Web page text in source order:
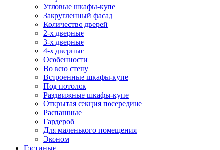
Угловые шкафы-купе
Закругленный фасад
Количество дверей
2-х дверные
3-х дверные
4-х дверные
Особенности
Во всю стену
Встроенные шкафы-купе
Под потолок
Раздвижные шкафы-купе
Открытая секция посередине
Распашные
Гардероб
Для маленького помещения
Эконом
Гостиные